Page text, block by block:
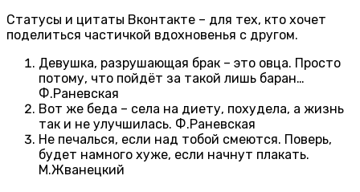
Статусы и цитаты Вконтакте – для тех, кто хочет
поделиться частичкой вдохновенья с другом.
Девушка, разрушающая брак – это овца. Просто
потому, что пойдёт за такой лишь баран…
Ф.Раневская
Вот же беда – села на диету, похудела, а жизнь
так и не улучшилась. Ф.Раневская
Не печалься, если над тобой смеются. Поверь,
будет намного хуже, если начнут плакать.
М.Жванецкий